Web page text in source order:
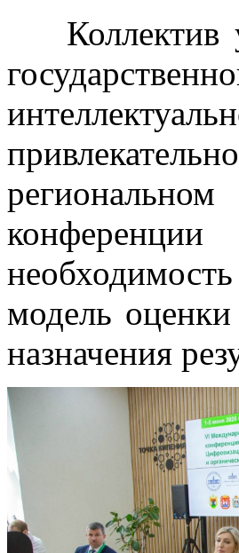
Коллектив
конференции
модель оценки
назначения